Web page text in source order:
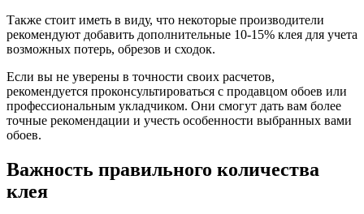
Также стоит иметь в виду, что некоторые производители
рекомендуют добавить дополнительные 10-15% клея для учета
возможных потерь, обрезов и сходок.
Если вы не уверены в точности своих расчетов,
рекомендуется проконсультироваться с продавцом обоев или
профессиональным укладчиком. Они смогут дать вам более
точные рекомендации и учесть особенности выбранных вами
обоев.
Важность правильного количества
клея